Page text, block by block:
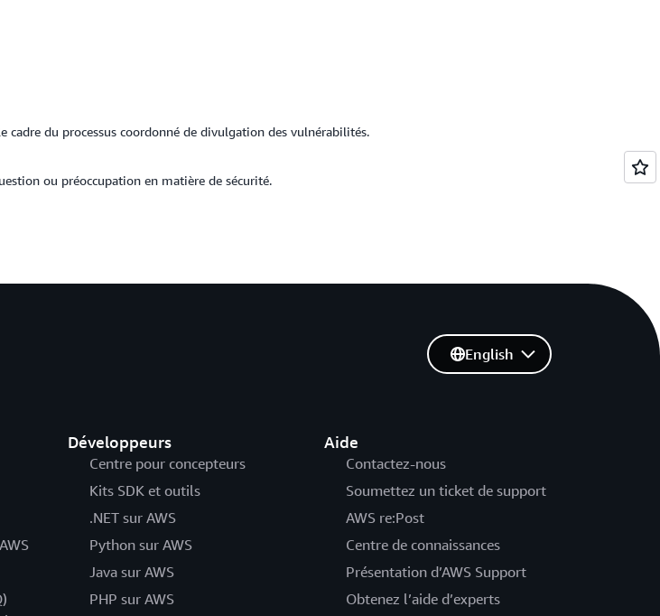
du processus coordonné de divulgation des vulnérabilités.
ou préoccupation en matière de sécurité.
Développeurs
Centre pour concepteurs
Kits SDK et outils
.NET sur AWS
Python sur AWS
Java sur AWS
PHP sur AWS
Aide
Contactez-nous
Soumettez un ticket de support
AWS re:Post
Centre de connaissances
Présentation d’AWS Support
Obtenez l’aide d’experts
English